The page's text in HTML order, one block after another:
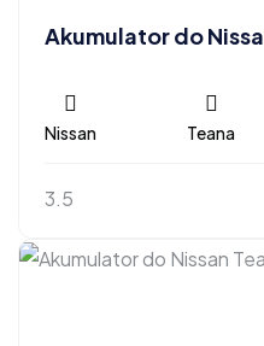
Akumulator do
Nissan Teana
3.5